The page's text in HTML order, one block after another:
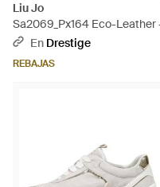
Liu Jo
Sa2069_Px164 Eco-Leather
AzulEn Drestige
REBAJAS